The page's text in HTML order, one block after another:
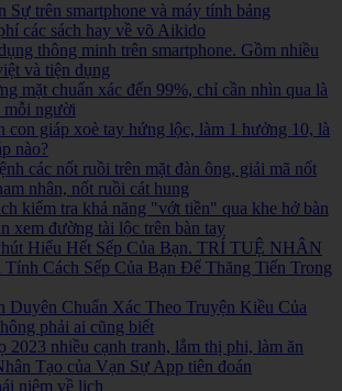
Sự trên smartphone và máy tính bảng
các sách hay về võ Aikido
thông minh trên smartphone. Gồm nhiều
và tiện dụng
mặt chuẩn xác đến 99%, chỉ cần nhìn qua là
mỗi người
con giáp xoè tay hứng lộc, làm 1 hưởng 10, là
nào?
các nốt ruồi trên mặt đàn ông, giải mã nốt
nhân, nốt ruồi cát hung
kiểm tra khả năng "vớt tiền" qua khe hở bàn
xem đường tài lộc trên bàn tay
Hiểu Hết Sếp Của Bạn. TRÍ TUỆ NHÂN
Cách Sếp Của Bạn Để Thăng Tiến Trong
Duyên Chuẩn Xác Theo Truyện Kiều Của
phải ai cũng biết
nhiều cạnh tranh, lắm thị phi, làm ăn
Tạo của Vạn Sự App tiên đoán
niệm về lịch